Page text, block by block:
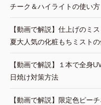
チーク＆ハイライトの使い方
【動画で解説】仕上げのミ
夏大人気の化粧もちミスト
【動画で解説】１本で全身
日焼け対策方法
【動画で解説】限定色ピー